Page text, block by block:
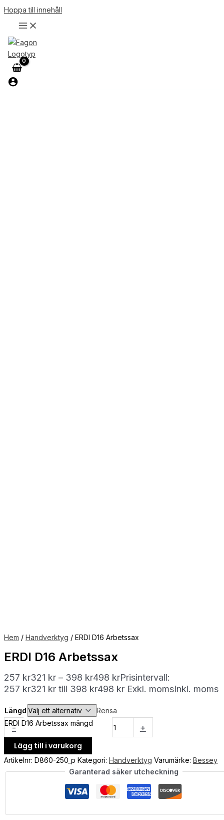
Hoppa till innehåll
Hem / Handverktyg / ERDI D16 Arbetssax
ERDI D16 Arbetssax
257 kr321 kr – 398 kr498 krPrisintervall:
257 kr321 kr till 398 kr498 kr Exkl. momsInkl. moms
Längd Rensa
-
ERDI D16 Arbetssax mängd +
Lägg till i varukorg
Artikelnr: D860-250_p Kategori: Handverktyg Varumärke: Bessey
Garanterad säker utcheckning